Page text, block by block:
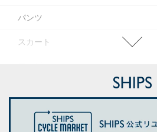
パンツ
スカート
オールインワン/サロペット
スーツ/ビジネス小物